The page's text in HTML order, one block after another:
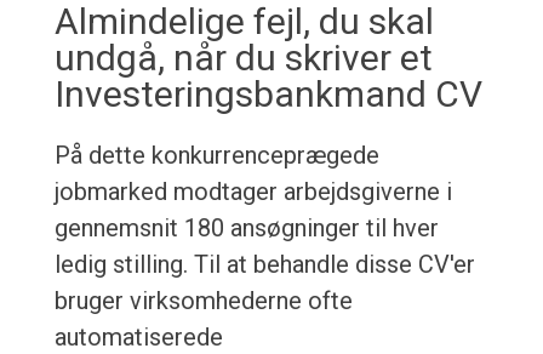
Almindelige fejl, du skal
undgå, når du skriver et
Investeringsbankmand CV
På dette konkurrenceprægede
jobmarked modtager arbejdsgiverne i
gennemsnit 180 ansøgninger til hver
ledig stilling. Til at behandle disse CV'er
bruger virksomhederne ofte
automatiserede